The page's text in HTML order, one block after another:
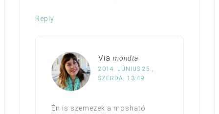
Reply
Via mondta
2014. JÚNIUS 25.,
SZERDA, 13:49
Én is szemezek a mosható